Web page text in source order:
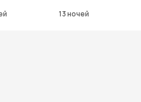
13 ночей